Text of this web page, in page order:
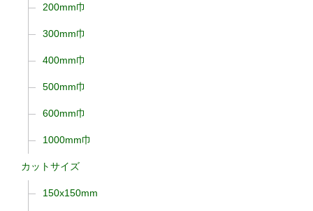
200mm巾
300mm巾
400mm巾
500mm巾
600mm巾
1000mm巾
カットサイズ
150x150mm